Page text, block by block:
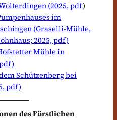
(2025, pdf)
im
(Graselli-Mühle,
2025, pdf)
Mühle in
Schützenberg bei
pdf)
des Fürstlichen